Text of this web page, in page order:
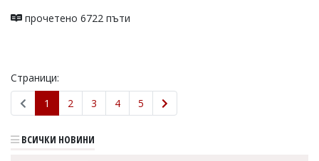
прочетено 6722 пъти
Страници:
1
2 3 4 5
ВСИЧКИ НОВИНИ